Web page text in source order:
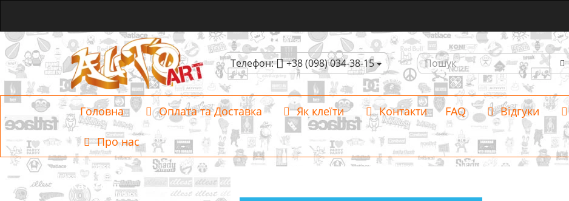
Телефон: +38 (098) 034-38-15
Головна Оплата та Доставка Як клеїти Контакти FAQ Відгуки
Про нас
Категорії